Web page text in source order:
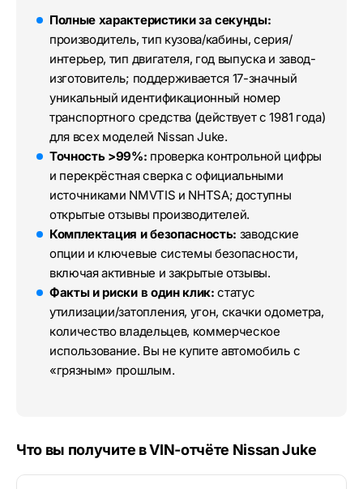
Полные характеристики за секунды:
производитель, тип кузова/кабины, серия/
интерьер, тип двигателя, год выпуска и завод-
изготовитель; поддерживается 17-значный
уникальный идентификационный номер
транспортного средства (действует с 1981 года)
для всех моделей Nissan Juke.
Точность >99%: проверка контрольной цифры
и перекрёстная сверка с официальными
источниками NMVTIS и NHTSA; доступны
открытые отзывы производителей.
Комплектация и безопасность: заводские
опции и ключевые системы безопасности,
включая активные и закрытые отзывы.
Факты и риски в один клик: статус
утилизации/затопления, угон, скачки одометра,
количество владельцев, коммерческое
использование. Вы не купите автомобиль с
«грязным» прошлым.
Что вы получите в VIN-отчёте Nissan Juke